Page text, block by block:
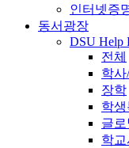
인터넷증
동서광장
DSU Help
전체
학사
장학
학생
글
학교